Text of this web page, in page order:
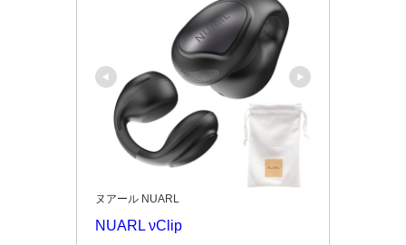
ヌアール NUARL
NUARL νClip